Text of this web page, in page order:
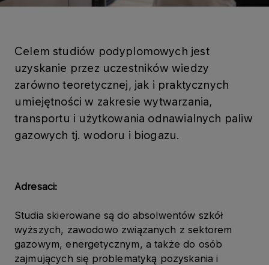
Celem studiów podyplomowych jest
uzyskanie przez uczestników wiedzy
zarówno teoretycznej, jak i praktycznych
umiejętności w zakresie wytwarzania,
transportu i użytkowania odnawialnych paliw
gazowych tj. wodoru i biogazu.
Adresaci:
Studia skierowane są do absolwentów szkół
wyższych, zawodowo związanych z sektorem
gazowym, energetycznym, a także do osób
zajmujących się problematyką pozyskania i